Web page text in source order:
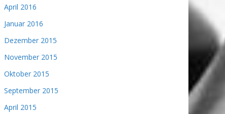
April 2016
Januar 2016
Dezember 2015
November 2015
Oktober 2015
September 2015
April 2015